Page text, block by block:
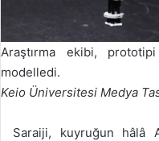
Araştırma ekibi,
modelledi.
Keio Üniversitesi Medya
Saraiji, kuyruğun hâlâ